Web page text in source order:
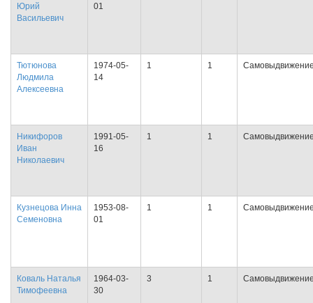
Юрий
Васильевич
01
Тютюнова
Людмила
Алексеевна
1974-05-
14
1 1
Никифоров
Иван
Николаевич
1991-05-
16
1 1
Кузнецова Инна
Семеновна
1953-08-
01
1 1
Коваль Наталья
Тимофеевна
1964-03-
30
3 1